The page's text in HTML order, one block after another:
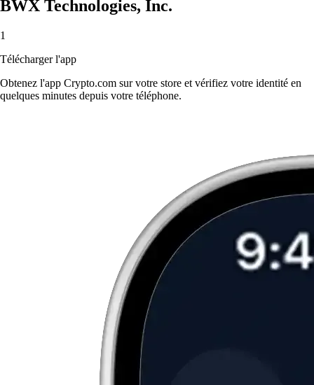
BWX Technologies, Inc.
1
Télécharger l'app
Obtenez l'app Crypto.com sur votre store et vérifiez votre identité en
quelques minutes depuis votre téléphone.